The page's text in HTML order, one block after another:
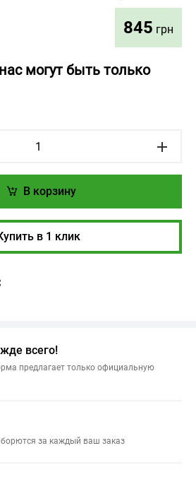
845 грн
могут быть только
В корзину
в 1 клик
всего!
предлагает только официальную
за каждый ваш заказ